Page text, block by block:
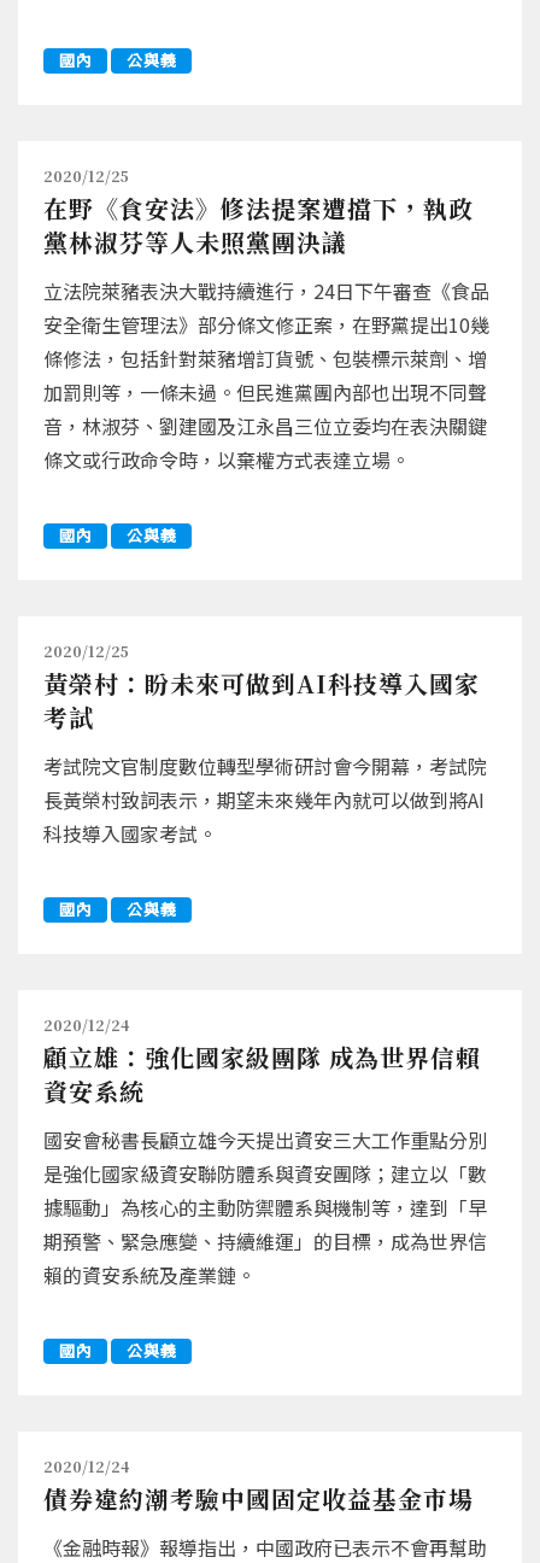
國內 公與義
2020/12/25
在野《食安法》修法提案遭擋下，執政
黨林淑芬等人未照黨團決議
立法院萊豬表決大戰持續進行，24日下午審查《食品
安全衛生管理法》部分條文修正案，在野黨提出10幾
條修法，包括針對萊豬增訂貨號、包裝標示萊劑、增
加罰則等，一條未過。但民進黨團內部也出現不同聲
音，林淑芬、劉建國及江永昌三位立委均在表決關鍵
條文或行政命令時，以棄權方式表達立場。
國內 公與義
2020/12/25
黃榮村：盼未來可做到AI科技導入國家
考試
考試院文官制度數位轉型學術研討會今開幕，考試院
長黃榮村致詞表示，期望未來幾年內就可以做到將AI
科技導入國家考試。
國內 公與義
2020/12/24
顧立雄：強化國家級團隊 成為世界信賴
資安系統
國安會秘書長顧立雄今天提出資安三大工作重點分別
是強化國家級資安聯防體系與資安團隊；建立以「數
據驅動」為核心的主動防禦體系與機制等，達到「早
期預警、緊急應變、持續維運」的目標，成為世界信
賴的資安系統及產業鏈。
國內 公與義
2020/12/24
債券違約潮考驗中國固定收益基金市場
《金融時報》報導指出，中國政府已表示不會再幫助